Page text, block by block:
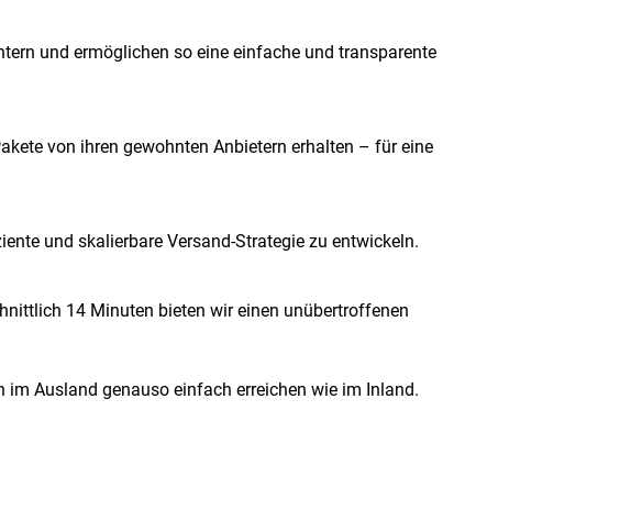
und ermöglichen so eine einfache und transparente
von ihren gewohnten Anbietern erhalten – für eine
und skalierbare Versand-Strategie zu entwickeln.
14 Minuten bieten wir einen unübertroffenen
im Ausland genauso einfach erreichen wie im Inland.